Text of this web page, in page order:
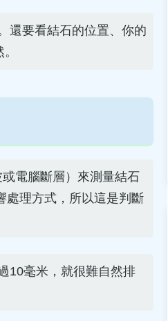
還要看結石的位置、你的
電腦斷層）來測量結石
處理方式，所以這是判斷
10毫米，就很難自然排